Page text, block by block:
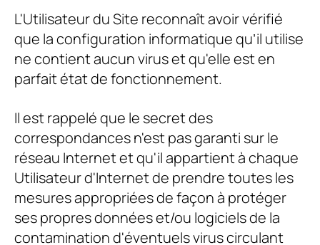
L'Utilisateur du Site reconnaît avoir vérifié
que la configuration informatique qu’il utilise
ne contient aucun virus et qu'elle est en
parfait état de fonctionnement.
Il est rappelé que le secret des
correspondances n'est pas garanti sur le
réseau Internet et qu'il appartient à chaque
Utilisateur d'Internet de prendre toutes les
mesures appropriées de façon à protéger
ses propres données et/ou logiciels de la
contamination d'éventuels virus circulant